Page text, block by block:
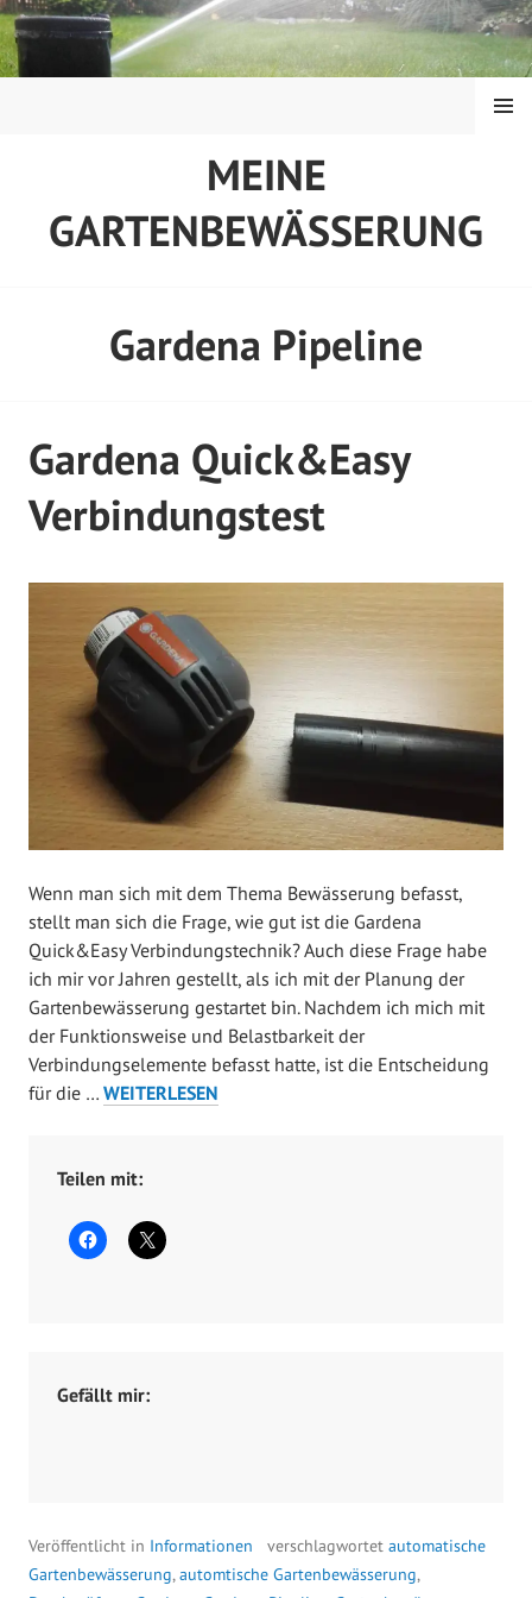
Springe
zum
Inhalt
MEINE
GARTENBEWÄSSERUNG
MENÜ
Gardena Pipeline
Gardena Quick&Easy
Verbindungstest
i
c
t
a
m
A
p
r
Wenn man sich mit dem Thema Bewässerung befasst,
stellt man sich die Frage, wie gut ist die Gardena
Quick&Easy Verbindungstechnik? Auch diese Frage habe
ich mir vor Jahren gestellt, als ich mit der Planung der
Gartenbewässerung gestartet bin. Nachdem ich mich mit
der Funktionsweise und Belastbarkeit der
Verbindungselemente befasst hatte, ist die Entscheidung
für die … GARDENA
WEITERLESEN
Teilen mit:
Gefällt mir:
Veröffentlicht in Informationen verschlagwortet automatische
Gartenbewässerung,automtische Gartenbewässerung,